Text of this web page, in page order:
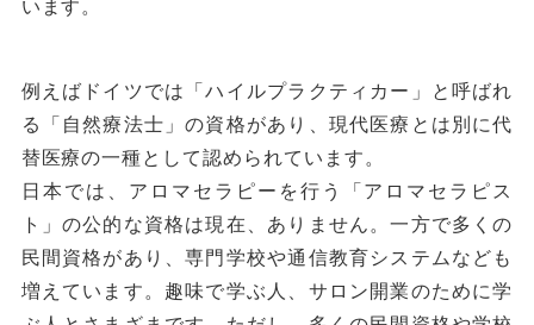
います。
例えばドイツでは「ハイルプラクティカー」と呼ばれ
る「自然療法士」の資格があり、現代医療とは別に代
替医療の一種として認められています。
日本では、アロマセラピーを行う「アロマセラピス
ト」の公的な資格は現在、ありません。一方で多くの
民間資格があり、専門学校や通信教育システムなども
増えています。趣味で学ぶ人、サロン開業のために学